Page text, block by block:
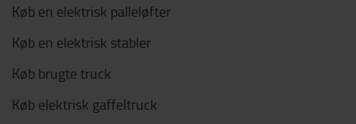
Køb en elektrisk palleløfter
Køb en elektrisk stabler
Køb brugte truck
Køb elektrisk gaffeltruck